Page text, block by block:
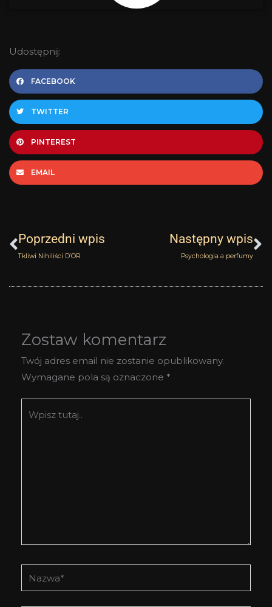
Udostępnij:
FACEBOOK
TWITTER
PINTEREST
EMAIL
Poprzedni wpis
Tkliwi Nihiliści D’OR
Następny wpis
Psychologia a perfumy
Zostaw komentarz
Twój adres email nie zostanie opublikowany.
Wymagane pola są oznaczone *
tutaj..
Nazwa*